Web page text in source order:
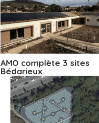
AMO complète 3 sites
Bédarieux